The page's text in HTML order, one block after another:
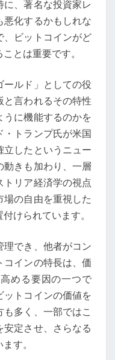
、著名な投資家レ
悪化するかもしれな
、ビットコインがど
とは重要です。
ルド」としての役
言われるその特性
うに機能するのかを
トランプ氏が米国
したというニュー
動きも加わり、一層
リア経済学の視点
の自由を重視した
けられています。
でき、他者がコン
コインの特長は、価
める要因の一つで
トコインの価値を
多く、一部ではこ
定させ、さらなる
す。